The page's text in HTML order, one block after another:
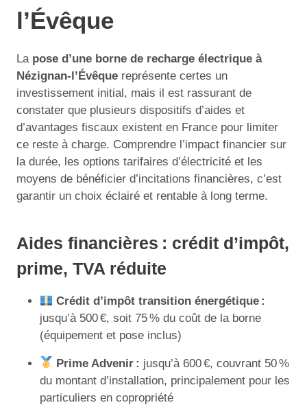
l’Évêque
La pose d’une borne de recharge électrique à
Nézignan-l’Évêque représente certes un
investissement initial, mais il est rassurant de
constater que plusieurs dispositifs d’aides et
d’avantages fiscaux existent en France pour limiter
ce reste à charge. Comprendre l’impact financier sur
la durée, les options tarifaires d’électricité et les
moyens de bénéficier d’incitations financières, c’est
garantir un choix éclairé et rentable à long terme.
Aides financières : crédit d’impôt,
prime, TVA réduite
Crédit d’impôt transition énergétique :
jusqu’à 500 €, soit 75 % du coût de la borne
(équipement et pose inclus)
Prime Advenir : jusqu’à 600 €, couvrant 50 %
du montant d’installation, principalement pour les
particuliers en copropriété